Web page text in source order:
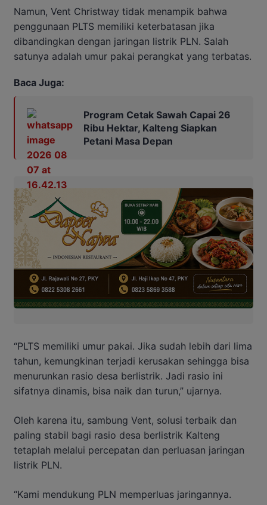
Namun, Vent Christway tidak menampik bahwa
penggunaan PLTS memiliki keterbatasan jika
dibandingkan dengan jaringan listrik PLN. Salah
satunya adalah umur pakai perangkat yang terbatas.
Baca Juga:
Program Cetak Sawah Capai 26
Ribu Hektar, Kalteng Siapkan
Petani Masa Depan
“PLTS memiliki umur pakai. Jika sudah lebih dari lima
tahun, kemungkinan terjadi kerusakan sehingga bisa
menurunkan rasio desa berlistrik. Jadi rasio ini
sifatnya dinamis, bisa naik dan turun,” ujarnya.
Oleh karena itu, sambung Vent, solusi terbaik dan
paling stabil bagi rasio desa berlistrik Kalteng
tetaplah melalui percepatan dan perluasan jaringan
listrik PLN.
“Kami mendukung PLN memperluas jaringannya.